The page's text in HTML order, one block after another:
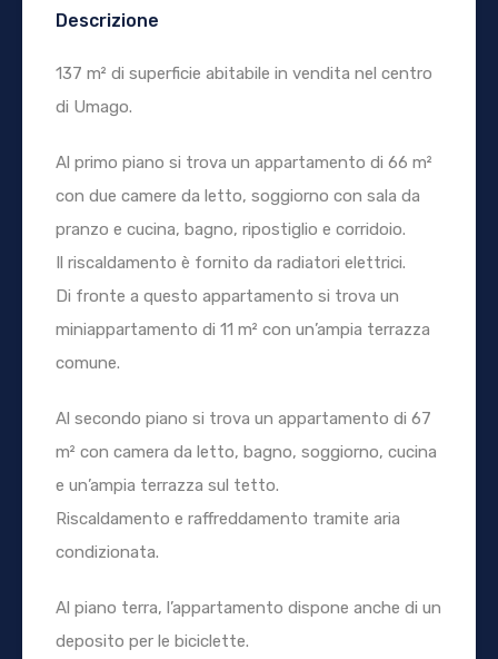
Descrizione
137 m² di superficie abitabile in vendita nel centro
di Umago.
Al primo piano si trova un appartamento di 66 m²
con due camere da letto, soggiorno con sala da
pranzo e cucina, bagno, ripostiglio e corridoio.
Il riscaldamento è fornito da radiatori elettrici.
Di fronte a questo appartamento si trova un
miniappartamento di 11 m² con un’ampia terrazza
comune.
Al secondo piano si trova un appartamento di 67
m² con camera da letto, bagno, soggiorno, cucina
e un’ampia terrazza sul tetto.
Riscaldamento e raffreddamento tramite aria
condizionata.
Al piano terra, l’appartamento dispone anche di un
deposito per le biciclette.